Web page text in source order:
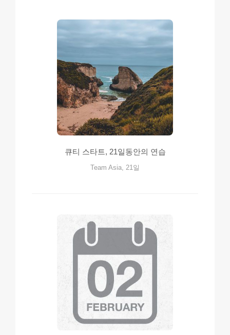
큐티 스타트, 21일동안의 연습
Team Asia, 21일